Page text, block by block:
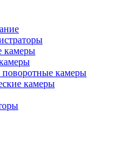
камеры
камеры
камеры